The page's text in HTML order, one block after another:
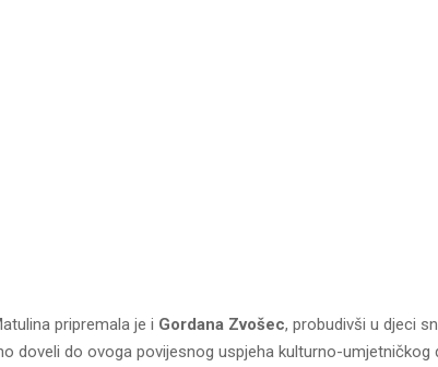
pripremala je i Gordana Zvošec, probudivši u djeci
doveli do ovoga povijesnog uspjeha kulturno-umjetničkog